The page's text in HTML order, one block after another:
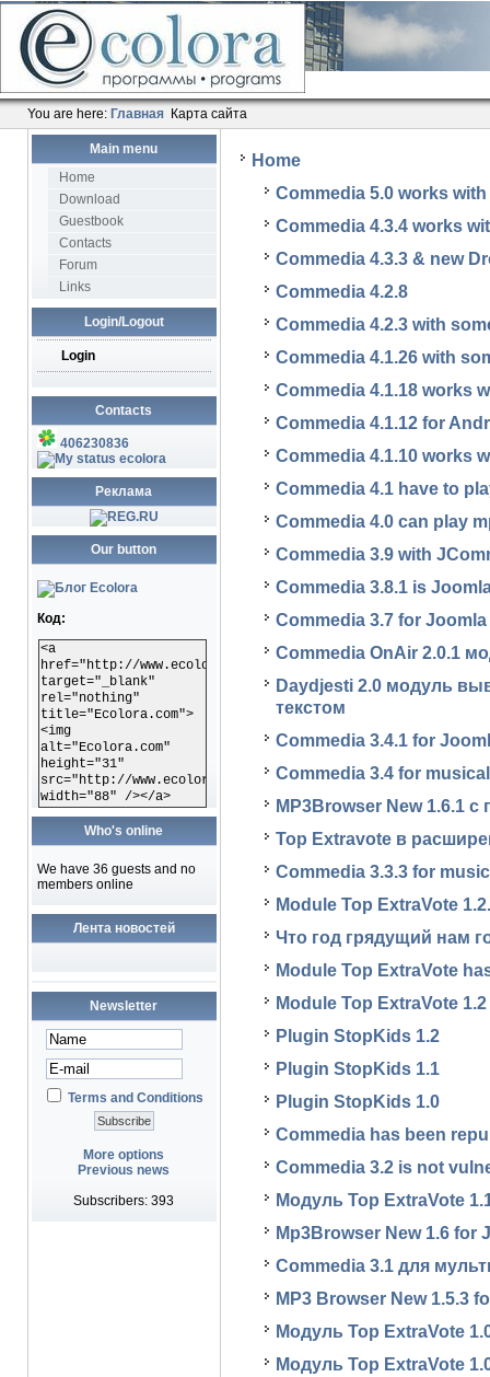
You are here: Главная Карта сайта
Main menu
Home
Download
Guestbook
Contacts
Forum
Links
Login/Logout
Login
Contacts
406230836
ecolora
Реклама
Our button
Код:
<a
href="http://www.ecolora.com"
target="_blank"
rel="nothing"
title="Ecolora.com">
<img
alt="Ecolora.com"
height="31"
src="http://www.ecolora.com/images/ecoloracom.gif"
width="88" /></a>
Who's online
We have 36 guests and no
members online
Лента новостей
Newsletter
Terms and Conditions
More options
Previous news
Subscribers: 393
Home
Commedia 5.0 works
Commedia 4.3.4 works
Commedia 4.3.3 & new
Commedia 4.2.8
Commedia 4.2.3 with
Commedia 4.1.26 with
Commedia 4.1.18 works
Commedia 4.1.12 for
Commedia 4.1.10 works
Commedia 4.1 have to
Commedia 4.0 can play
Commedia 3.9 with
Commedia 3.8.1 is
Commedia 3.7 for
Commedia OnAir 2.0.1
Daydjesti 2.0 модуль
текстом
Commedia 3.4.1 for
Commedia 3.4 for
MP3Browser New 1.6.1
Top Extravote в
Commedia 3.3.3 for
Module Top ExtraVote
Что год грядущий нам
Module Top ExtraVote
Module Top ExtraVote
Plugin StopKids 1.2
Plugin StopKids 1.1
Plugin StopKids 1.0
Commedia has been
Commedia 3.2 is not
Модуль Top ExtraVote
Mp3Browser New 1.6 for
Commedia 3.1 для
MP3 Browser New 1.5.3
Модуль Top ExtraVote
Модуль Top ExtraVote